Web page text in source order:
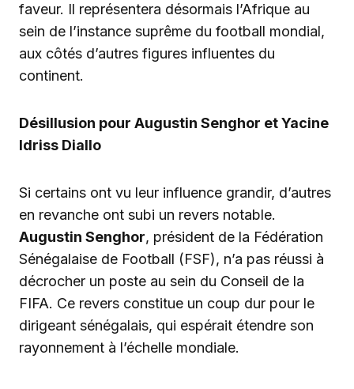
faveur. Il représentera désormais l’Afrique au
sein de l’instance suprême du football mondial,
aux côtés d’autres figures influentes du
continent.
Désillusion pour Augustin Senghor et Yacine
Idriss Diallo
Si certains ont vu leur influence grandir, d’autres
en revanche ont subi un revers notable.
Augustin Senghor, président de la Fédération
Sénégalaise de Football (FSF), n’a pas réussi à
décrocher un poste au sein du Conseil de la
FIFA. Ce revers constitue un coup dur pour le
dirigeant sénégalais, qui espérait étendre son
rayonnement à l’échelle mondiale.